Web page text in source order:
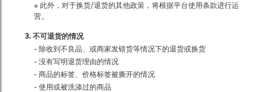
※ 此外，对于换货/退货的其他政策，将根据平台使用条款进行运
营。
3. 不可退货的情况
- 除收到不良品、或商家发错货等情况下的退货或换货
- 没有写明退货理由的情况
- 商品的标签、价格标签被撕开的情况
- 使用或被洗涤过的商品